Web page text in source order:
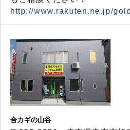
http://www.rakuten.ne.jp/
合カギの山谷